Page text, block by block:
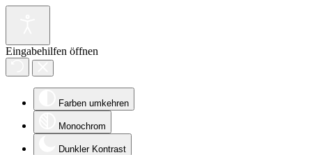
Eingabehilfen öffnen
Farben umkehren
Monochrom
Dunkler Kontrast